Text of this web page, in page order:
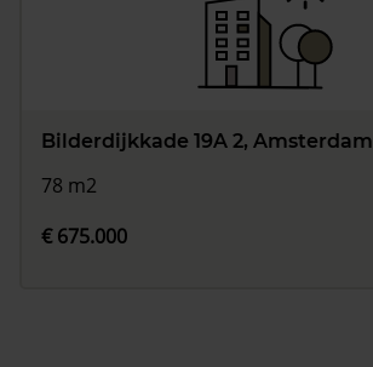
Bilderdijkkade 19A 2, Amsterdam
78 m2
€ 675.000